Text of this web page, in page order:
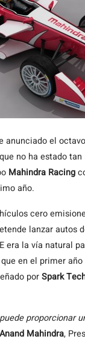
anunciado el
no ha estado
Mahindra Racing
año.
cero
lanzar autos
era la vía natural
en el primer
porSpark
proporcionar
Anand Mahindra,